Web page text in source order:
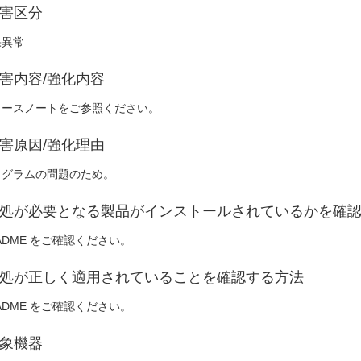
区分
常
内容/強化内容
スノートをご参照ください。
原因/強化理由
ラムの問題のため。
が必要となる製品がインストールされているかを確
をご確認ください。
が正しく適用されていることを確認する方法
をご確認ください。
機器